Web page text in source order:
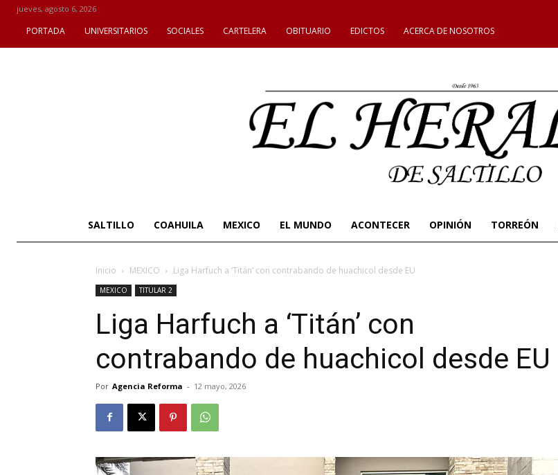
jueves, agosto 6, 2026
PORTADA UNIVERSITARIOS SOCIALES CARTELERA OBITUARIO EDICTOS ACERCA DE NOSOTROS
SALTILLO COAHUILA MEXICO EL MUNDO ACONTECER OPINIÓN TORREÓN
Inicio MEXICO Liga Harfuch a ‘Titán’ con contrabando de huachicol desde EU
MEXICO TITULAR 2
Liga Harfuch a ‘Titán’ con
contrabando de huachicol desde EU
Por Agencia Reforma - 12 mayo, 2026